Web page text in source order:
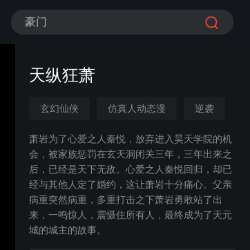
豪门
天纵狂萧
玄幻仙侠 仿真人动态漫
逆袭
无敌
修仙
传承觉醒
漫剧
萧岩为了心爱之人秦悦，放弃进入昊天学院的机
会，被家族惩罚在玄天洞闭关三年，三年出来之
后，已经是天下无敌。心爱之人秦悦回归，却已
经与其他人定了婚约，这让萧岩十分痛心。父亲
病重突然病重，多重打击之下萧岩勇敢站了出
来，一鸣惊人，震慑住所有人，最终成为了天元
城的城主的故事。